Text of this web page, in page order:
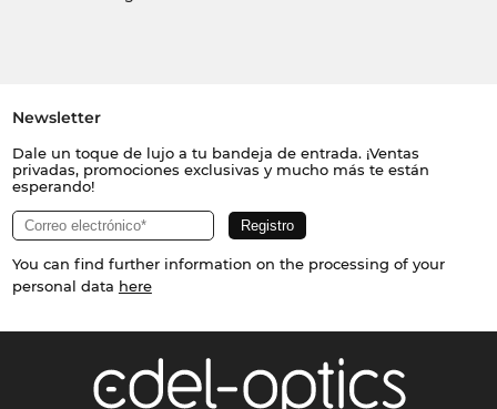
Newsletter
Dale un toque de lujo a tu bandeja de entrada. ¡Ventas
privadas, promociones exclusivas y mucho más te están
esperando!
You can find further information on the processing of your
personal data here